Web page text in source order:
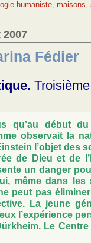
humaniste, maisons,
2007
Fédier
qu’au début
observait la
l’objet des
de Dieu et de
un danger
même dans
peut pas
La jeune
l’expérience
Le Centre